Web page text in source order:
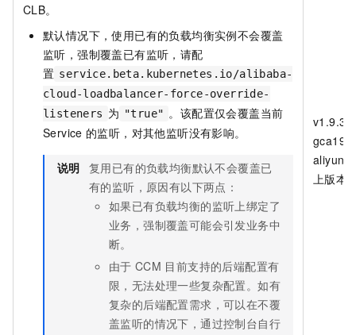
CLB。
默认情况下，使用已有的负载均衡实例不会覆盖
监听，强制覆盖已有监听，请配
置 service.beta.kubernetes.io/alibaba-
cloud-loadbalancer-force-override-
listeners 为 "true" 。该配置仅会覆盖当前
Service 的监听，对其他监听没有影响。
说明 复用已有的负载均衡默认不会覆盖已
有的监听，原因有以下两点：
如果已有负载均衡的监听上绑定了
业务，强制覆盖可能会引发业务中
断。
由于 CCM 目前支持的后端配置有
限，无法处理一些复杂配置。如有
复杂的后端配置需求，可以在不覆
盖监听的情况下，通过控制台自行
aliyun
上版本